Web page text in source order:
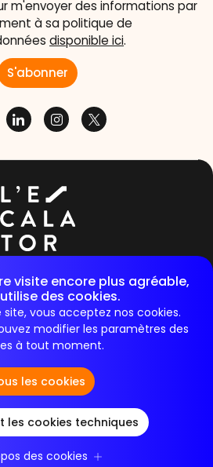
m'envoyer des informations par
à sa politique de
disponible ici.
92300, Levallois-Perret
L'Escalator
Politique de confidentialitéCookies
Accessibilité
visite encore plus agréable,
des cookies.
vous acceptez nos cookies.
modifier les paramètres des
à tout moment.
les cookies
les cookies techniques
des cookies